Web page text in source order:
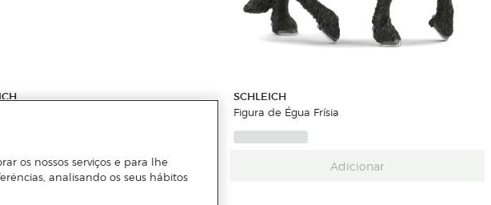
Adicionar
SCHLEICH
Figura de Égua Frísia
Adicionar
os nossos serviços e para lhe
analisando os seus hábitos